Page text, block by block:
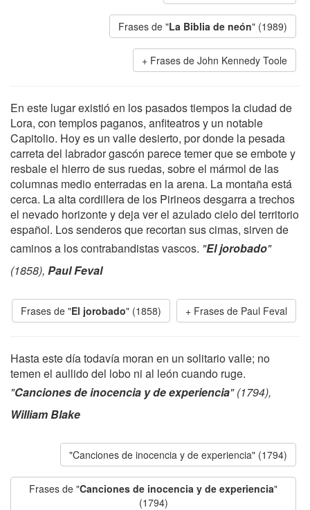
Frases de "La Biblia de neón" (1989)
Frases de John Kennedy Toole
En este lugar existió en los pasados tiempos la ciudad de
Lora, con templos paganos, anfiteatros y un notable
Capitolio. Hoy es un valle desierto, por donde la pesada
carreta del labrador gascón parece temer que se embote y
resbale el hierro de sus ruedas, sobre el mármol de las
columnas medio enterradas en la arena. La montaña está
cerca. La alta cordillera de los Pirineos desgarra a trechos
el nevado horizonte y deja ver el azulado cielo del territorio
español. Los senderos que recortan sus cimas, sirven de
caminos a los contrabandistas vascos. "El jorobado"
(1858), Paul Feval
Frases de "El jorobado" (1858) Frases de Paul Feval
Hasta este día todavía moran en un solitario valle; no
temen el aullido del lobo ni al león cuando ruge.
"Canciones de inocencia y de experiencia" (1794),
William Blake
"Canciones de inocencia y de experiencia" (1794)
Frases de "Canciones de inocencia y de experiencia"
(1794)